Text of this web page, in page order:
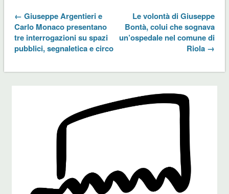
← Giuseppe Argentieri e
Carlo Monaco presentano
tre interrogazioni su spazi
pubblici, segnaletica e circo
Le volontà di Giuseppe
Bontà, colui che sognava
un’ospedale nel comune di
Riola →